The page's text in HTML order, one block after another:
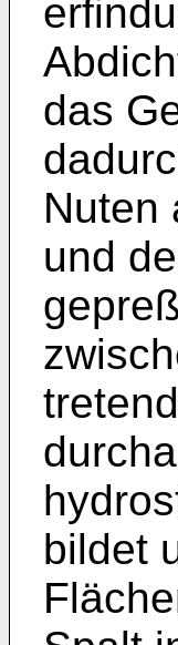
das
Nuten
und
bildet